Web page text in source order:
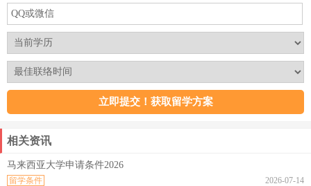
相关资讯
马来西亚大学申请条件2026
2026-07-14
留学条件